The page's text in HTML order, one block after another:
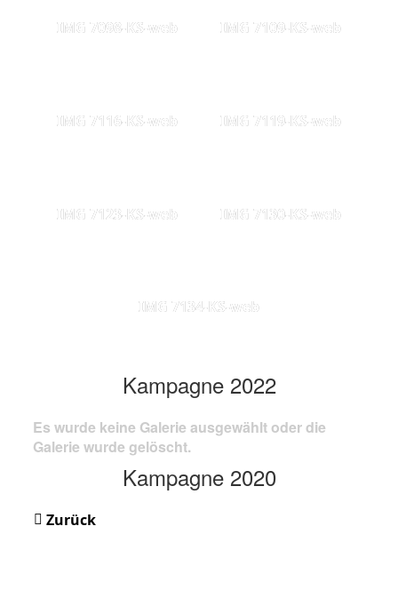
IMG 7098-KS-web IMG 7109-KS-web
IMG 7116-KS-web IMG 7119-KS-web
IMG 7123-KS-web IMG 7130-KS-web
IMG 7134-KS-web
Kampagne 2022
Es wurde keine Galerie ausgewählt oder die
Galerie wurde gelöscht.
Kampagne 2020
Zurück